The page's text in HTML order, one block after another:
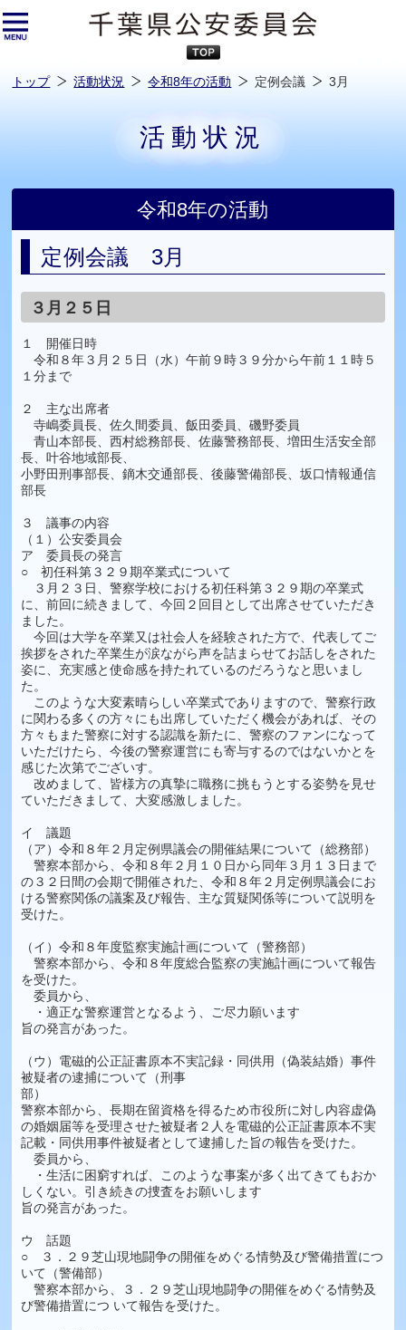
へ
ス
キ
ッ
プ
トップ 活動状況 令和8年の活動 定例会議 3月
活動状況
令和8年の活動
定例会議 3月
３月２５日
１ 開催日時
令和８年３月２５日（水）午前９時３９分から午前１１時５
１分まで
２ 主な出席者
寺嶋委員長、佐久間委員、飯田委員、磯野委員
青山本部長、西村総務部長、佐藤警務部長、増田生活安全部
長、叶谷地域部長、
小野田刑事部長、鏑木交通部長、後藤警備部長、坂口情報通信
部長
３ 議事の内容
（１）公安委員会
ア 委員長の発言
○ 初任科第３２９期卒業式について
３月２３日、警察学校における初任科第３２９期の卒業式
に、前回に続きまして、今回２回目として出席させていただき
ました。
今回は大学を卒業又は社会人を経験された方で、代表してご
挨拶をされた卒業生が涙ながら声を詰まらせてお話しをされた
姿に、充実感と使命感を持たれているのだろうなと思いまし
た。
このような大変素晴らしい卒業式でありますので、警察行政
に関わる多くの方々にも出席していただく機会があれば、その
方々もまた警察に対する認識を新たに、警察のファンになって
いただけたら、今後の警察運営にも寄与するのではないかとを
感じた次第でございす。
改めまして、皆様方の真摯に職務に挑もうとする姿勢を見せ
ていただきまして、大変感激しました。
イ 議題
（ア）令和８年２月定例県議会の開催結果について（総務部）
警察本部から、令和８年２月１０日から同年３月１３日まで
の３２日間の会期で開催された、令和８年２月定例県議会にお
ける警察関係の議案及び報告、主な質疑関係等について説明を
受けた。
（イ）令和８年度監察実施計画について（警務部）
警察本部から、令和８年度総合監察の実施計画について報告
を受けた。
委員から、
・適正な警察運営となるよう、ご尽力願います
旨の発言があった。
（ウ）電磁的公正証書原本不実記録・同供用（偽装結婚）事件
被疑者の逮捕について（刑事
部）
警察本部から、長期在留資格を得るため市役所に対し内容虚偽
の婚姻届等を受理させた被疑者２人を電磁的公正証書原本不実
記載・同供用事件被疑者として逮捕した旨の報告を受けた。
委員から、
・生活に困窮すれば、このような事案が多く出てきてもおか
しくない。引き続きの捜査をお願いします
旨の発言があった。
ウ 話題
○ ３．２９芝山現地闘争の開催をめぐる情勢及び警備措置につ
いて（警備部）
警察本部から、３．２９芝山現地闘争の開催をめぐる情勢及
び警備措置につ いて報告を受けた。